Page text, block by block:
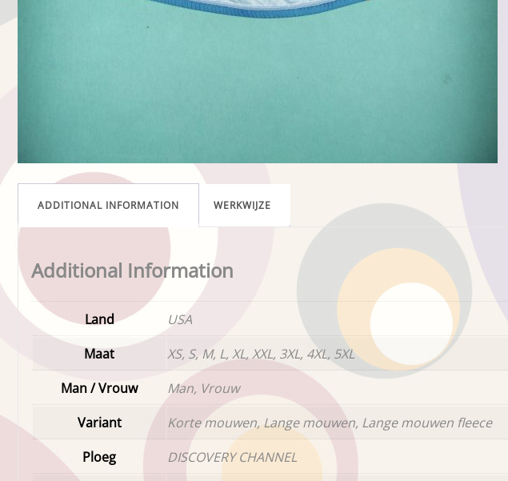
ADDITIONAL INFORMATION WERKWIJZE
Additional Information
Land
USA
Maat
XS, S, M, L, XL, XXL, 3XL, 4XL, 5XL
Man / Vrouw
Man, Vrouw
Variant
Korte mouwen, Lange mouwen, Lange mouwen fleece
Ploeg
DISCOVERY CHANNEL